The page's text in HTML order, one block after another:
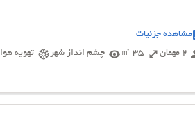
مشاهده جزئیات
2 مهمان
35 ㎡ چشم انداز شهر تهویه هوا